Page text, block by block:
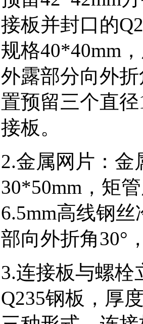
接板并封口的
规格40*40mm
外露部分向外
置预留三个直
接板。
2.金属网片：金
30*50mm，矩
6.5mm高线钢
部向外折角
3.连接板与螺栓
Q235钢板，厚